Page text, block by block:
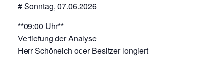
# Sonntag, 07.06.2026
**09:00 Uhr**
Vertiefung der Analyse
Herr Schöneich oder Besitzer longiert